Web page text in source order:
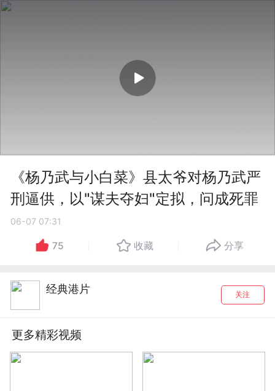
《杨乃武与小白菜》县太爷对杨乃武严
刑逼供，以"谋夫夺妇"定拟，问成死罪
06-07 07:31
75 收藏 分享
经典港片 关注
更多精彩视频